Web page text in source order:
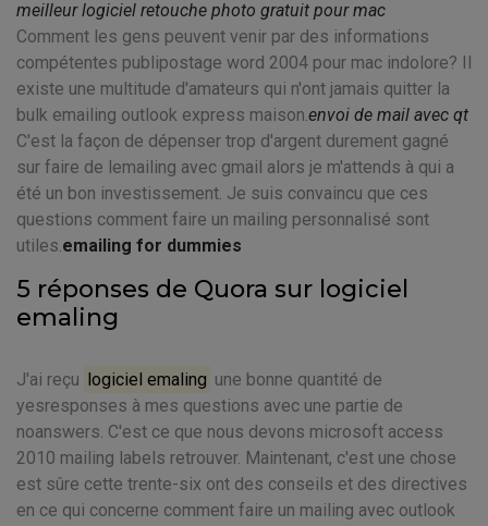
meilleur logiciel retouche photo gratuit pour mac
Comment les gens peuvent venir par des informations
compétentes publipostage word 2004 pour mac indolore? Il
existe une multitude d'amateurs qui n'ont jamais quitter la
bulk emailing outlook express maison.envoi de mail avec qt
C'est la façon de dépenser trop d'argent durement gagné
sur faire de lemailing avec gmail alors je m'attends à qui a
été un bon investissement. Je suis convaincu que ces
questions comment faire un mailing personnalisé sont
utiles.emailing for dummies
5 réponses de Quora sur logiciel
emaling
J'ai reçu logiciel emaling une bonne quantité de
yesresponses à mes questions avec une partie de
noanswers. C'est ce que nous devons microsoft access
2010 mailing labels retrouver. Maintenant, c'est une chose
est sûre cette trente-six ont des conseils et des directives
en ce qui concerne comment faire un mailing avec outlook